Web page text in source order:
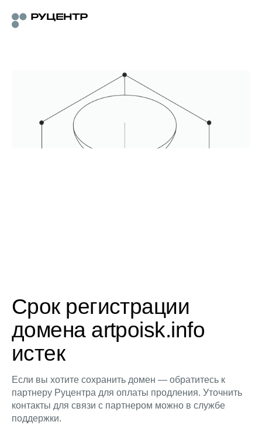
Срок регистрации
домена artpoisk.info
истек
Если вы хотите сохранить домен — обратитесь к
партнеру Руцентра для оплаты продления. Уточнить
контакты для связи с партнером можно в службе
поддержки.